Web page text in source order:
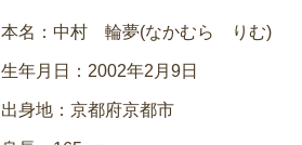
本名：中村 輪夢(なかむら りむ)
生年月日：2002年2月9日
出身地：京都府京都市